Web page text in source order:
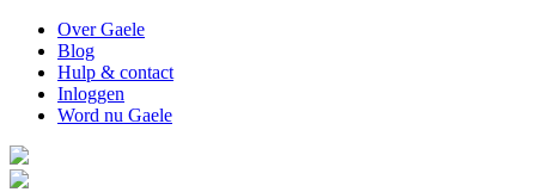
Over Gaele
Blog
Hulp & contact
Inloggen
Word nu Gaele